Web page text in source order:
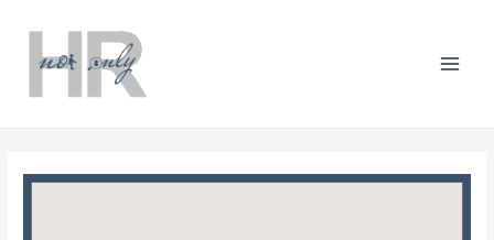
navigation